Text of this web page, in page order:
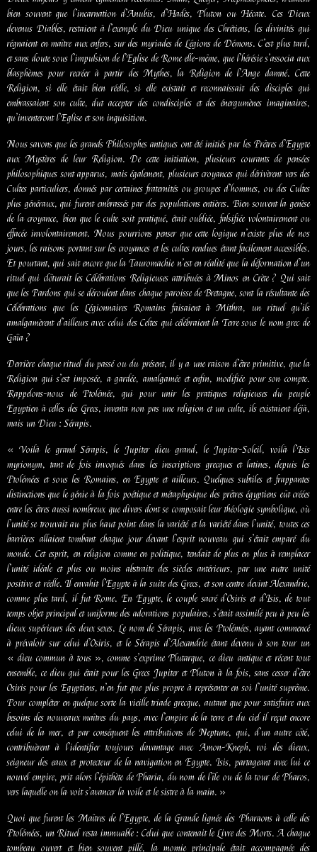
bien souvent que l’incarnation d’Anubis, d’Hadès, Pluton ou Hécate. Ces Dieux
devenus Diables, restaient à l’exemple du Dieu unique des Chrétiens, les divinités qui
régnaient en maître aux enfers, sur des myriades de Légions de Démons. C’est plus tard,
et sans doute sous l’impulsion de l’Eglise de Rome elle-même, que l’hérésie s’associa aux
blasphèmes pour recréer à partir des Mythes, la Religion de l’Ange damné. Cette
Religion, si elle était bien réelle, si elle existait et reconnaissait des disciples qui
embrassaient son culte, dut accepter des condisciples et des énergumènes imaginaires,
qu’inventeront l’Eglise et son inquisition.
Nous savons que les grands Philosophes antiques ont été initiés par les Prêtres d’Egypte
aux Mystères de leur Religion. De cette initiation, plusieurs courants de pensées
philosophiques sont apparus, mais également, plusieurs croyances qui dérivèrent vers des
Cultes particuliers, donnés par certaines fraternités ou groupes d’hommes, ou des Cultes
plus généraux, qui furent embrassés par des populations entières. Bien souvent la genèse
de la croyance, bien que le culte soit pratiqué, était oubliée, falsifiée volontairement ou
effacée involontairement. Nous pourrions penser que cette logique n’existe plus de nos
jours, les raisons portant sur les croyances et les cultes rendues étant facilement accessibles.
Et pourtant, qui sait encore que la Tauromachie n’est en réalité que la déformation d’un
rituel qui clôturait les Célébrations Religieuses attribuées à Minos en Crète ? Qui sait
que les Pardons qui se déroulent dans chaque paroisse de Bretagne, sont la résultante des
Célébrations que les Légionnaires Romains faisaient à Mithra, un rituel qu’ils
amalgamèrent d’ailleurs avec celui des Celtes qui célébraient la Terre sous le nom grec de
Gaïa ?
Derrière chaque rituel du passé ou du présent, il y a une raison d’être primitive, que la
Religion qui s’est imposée, a gardée, amalgamée et enfin, modifiée pour son compte.
Rappelons-nous de Ptolémée, qui pour unir les pratiques religieuses du peuple
Egyptien à celles des Grecs, inventa non pas une religion et un culte, ils existaient déjà,
mais un Dieu : Sérapis.
« Voilà le grand Sérapis, le Jupiter dieu grand, le Jupiter-Soleil, voilà l’Isis
myrionym, tant de fois invoqués dans les inscriptions grecques et latines, depuis les
Ptolémées et sous les Romains, en Egypte et ailleurs. Quelques subtiles et frappantes
distinctions que le génie à la fois poétique et métaphysique des prêtres égyptiens eût créées
entre les êtres aussi nombreux que divers dont se composait leur théologie symbolique, où
l’unité se trouvait au plus haut point dans la variété et la variété dans l’unité, toutes ces
barrières allaient tombant chaque jour devant l’esprit nouveau qui s’était emparé du
monde. Cet esprit, en religion comme en politique, tendait de plus en plus à remplacer
l’unité idéale et plus ou moins abstraite des siècles antérieurs, par une autre unité
positive et réelle. Il envahit l’Egypte à la suite des Grecs, et son centre devint Alexandrie,
comme plus tard, il fut Rome. En Egypte, le couple sacré d’Osiris et d’Isis, de tout
temps objet principal et uniforme des adorations populaires, s’était assimilé peu à peu les
dieux supérieurs des deux sexes. Le nom de Sérapis, avec les Ptolémées, ayant commencé
à prévaloir sur celui d’Osiris, et le Sérapis d’Alexandrie étant devenu à son tour un
« dieu commun à tous », comme s’exprime Plutarque, ce dieu antique et récent tout
ensemble, ce dieu qui était pour les Grecs Jupiter et Pluton à la fois, sans cesser d’être
Osiris pour les Egyptiens, n’en fut que plus propre à représenter en soi l’unité suprême.
Pour compléter en quelque sorte la vieille triade grecque, autant que pour satisfaire aux
besoins des nouveaux maîtres du pays, avec l’empire de la terre et du ciel il reçut encore
celui de la mer, et par conséquent les attributions de Neptune, qui, d’un autre côté,
contribuèrent à l’identifier toujours davantage avec Amon-Kneph, roi des dieux,
seigneur des eaux et protecteur de la navigation en Egypte. Isis, partageant avec lui ce
nouvel empire, prit alors l’épithète de Pharia, du nom de l’île ou de la tour de Pharos,
vers laquelle on la voit s’avancer la voile et le sistre à la main. »
Quoi que furent les Maîtres de l’Egypte, de la Grande lignée des Pharaons à celle des
Ptolémées, un Rituel resta immuable : Celui que contenait le Livre des Morts. A chaque
tombeau ouvert et bien souvent pillé, la momie principale était accompagnée des